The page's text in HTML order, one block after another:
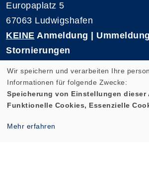
Europaplatz 5
67063 Ludwigshafen
KEINE Anmeldung | Ummeldung
Stornierungen
E-Mail: kvhs-
Wir speichern und verarbeiten Ihre
Informationen für folgende Zwecke:
Speicherung von Einstellungen dieser
Funktionelle Cookies, Essenzielle
Mehr erfahren